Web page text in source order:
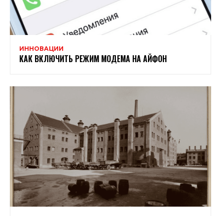
ИННОВАЦИИ
КАК ВКЛЮЧИТЬ РЕЖИМ МОДЕМА НА АЙФОН